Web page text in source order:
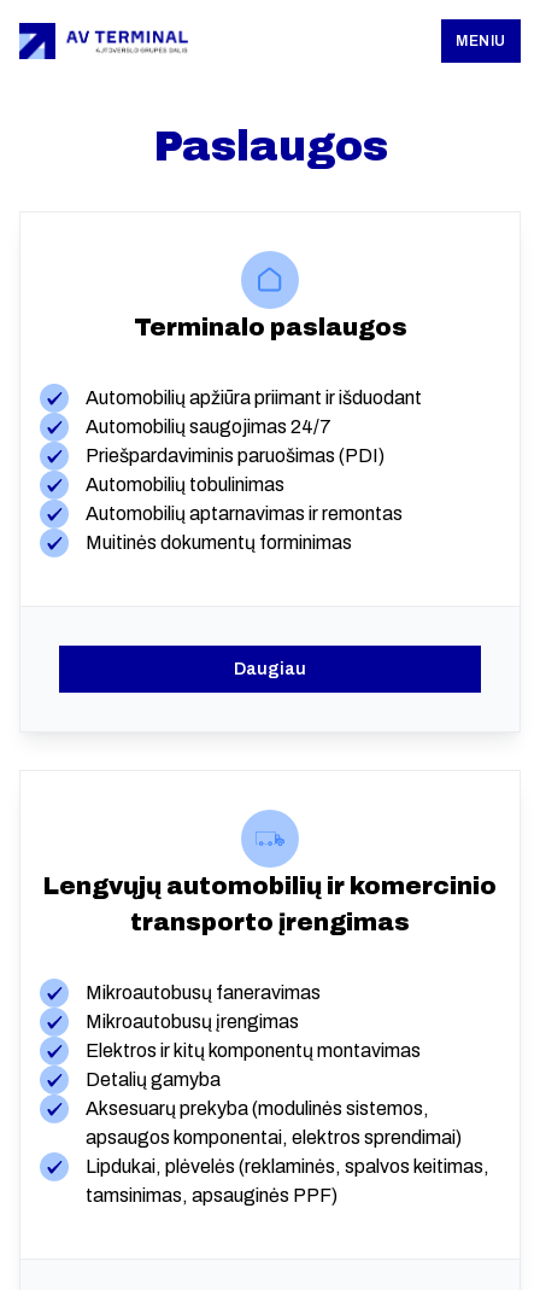
MENIU
Paslaugos
Terminalo paslaugos
Automobilių apžiūra priimant ir išduodant
Automobilių saugojimas 24/7
Priešpardaviminis paruošimas (PDI)
Automobilių tobulinimas
Automobilių aptarnavimas ir remontas
Muitinės dokumentų forminimas
Daugiau
Lengvųjų automobilių ir komercinio
transporto įrengimas
Mikroautobusų faneravimas
Mikroautobusų įrengimas
Elektros ir kitų komponentų montavimas
Detalių gamyba
Aksesuarų prekyba (modulinės sistemos,
apsaugos komponentai, elektros sprendimai)
Lipdukai, plėvelės (reklaminės, spalvos keitimas,
tamsinimas, apsauginės PPF)